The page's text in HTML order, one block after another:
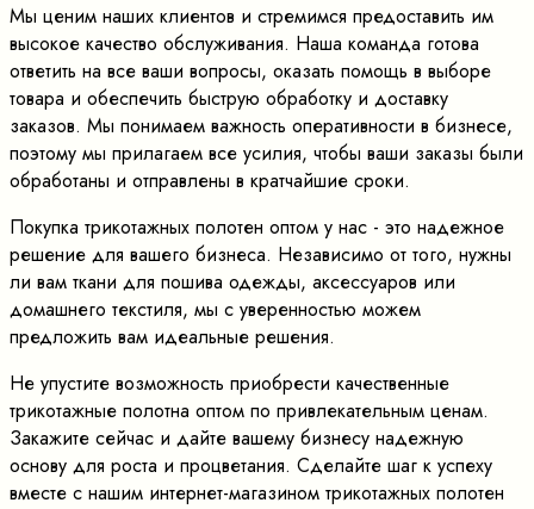
Мы ценим наших клиентов и стремимся предоставить им
высокое качество обслуживания. Наша команда готова
ответить на все ваши вопросы, оказать помощь в выборе
товара и обеспечить быструю обработку и доставку
заказов. Мы понимаем важность оперативности в бизнесе,
поэтому мы прилагаем все усилия, чтобы ваши заказы были
обработаны и отправлены в кратчайшие сроки.
Покупка трикотажных полотен оптом у нас - это надежное
решение для вашего бизнеса. Независимо от того, нужны
ли вам ткани для пошива одежды, аксессуаров или
домашнего текстиля, мы с уверенностью можем
предложить вам идеальные решения.
Не упустите возможность приобрести качественные
трикотажные полотна оптом по привлекательным ценам.
Закажите сейчас и дайте вашему бизнесу надежную
основу для роста и процветания. Сделайте шаг к успеху
вместе с нашим интернет-магазином трикотажных полотен